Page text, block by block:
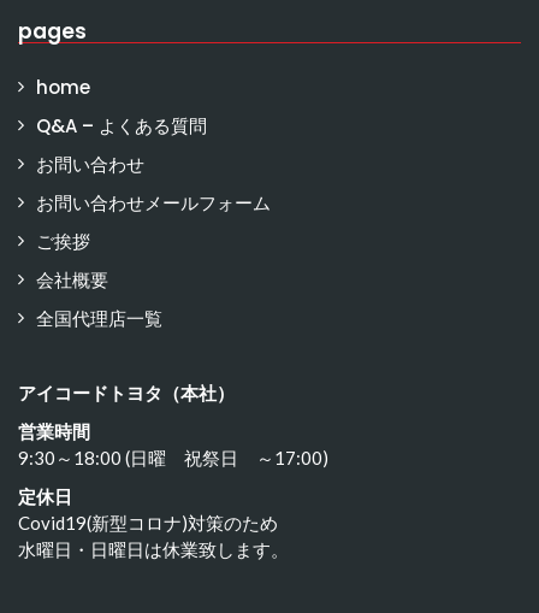
pages
home
Q&A – よくある質問
お問い合わせ
お問い合わせメールフォーム
ご挨拶
会社概要
全国代理店一覧
アイコードトヨタ（本社）
営業時間
9:30～18:00 (日曜 祝祭日 ～17:00)
定休日
Covid19(新型コロナ)対策のため
水曜日・日曜日は休業致します。